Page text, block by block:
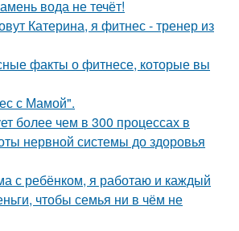
вода не течёт!
Катерина, я фитнес - тренер из
факты о фитнесе, которые вы
с Мамой".
более чем в 300 процессах в
нервной системы до здоровья
с ребёнком, я работаю и каждый
чтобы семья ни в чём не